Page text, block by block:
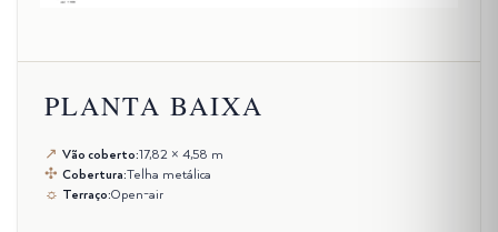
PLANTA BAIXA
↗ Vão coberto:17,82 × 4,58 m
✣ Cobertura:Telha metálica
☼ Terraço:Open-air